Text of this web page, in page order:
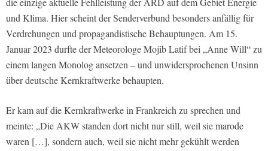
und Klima. Hier scheint der Senderverbund besonders anfällig für
Verdrehungen und propagandistische Behauptungen. Am 15.
Januar 2023 durfte der Meteorologe Mojib Latif bei „Anne Will“ zu
einem langen Monolog ansetzen – und unwidersprochenen Unsinn
über deutsche Kernkraftwerke behaupten.
Er kam auf die Kernkraftwerke in Frankreich zu sprechen und
meinte: „Die AKW standen dort nicht nur still, weil sie marode
waren […], sondern auch, weil sie nicht mehr gekühlt werden